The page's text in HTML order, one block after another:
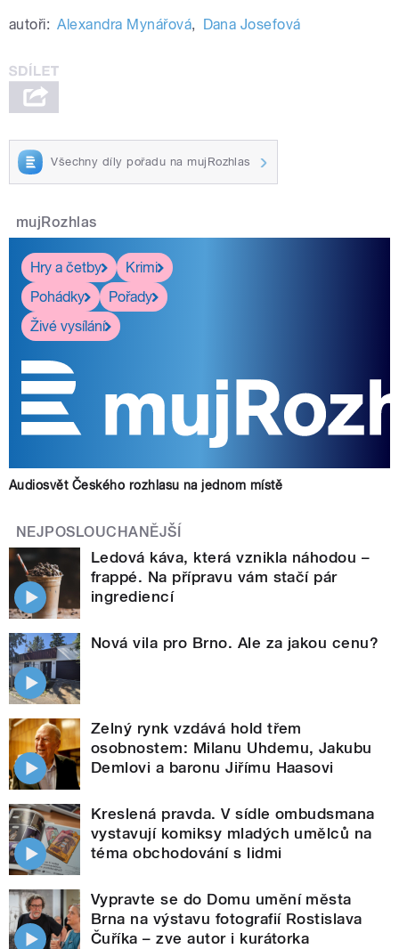
autoři: Alexandra Mynářová, Dana Josefová
Všechny díly pořadu na mujRozhlas
mujRozhlas
Hry a četby
Krimi
Pohádky
Pořady
Živé vysílání
Audiosvět Českého rozhlasu na jednom místě
NEJPOSLOUCHANĚJŠÍ
Ledová káva, která vznikla náhodou –
frappé. Na přípravu vám stačí pár
ingrediencí
Nová vila pro Brno. Ale za jakou cenu?
Zelný rynk vzdává hold třem
osobnostem: Milanu Uhdemu, Jakubu
Demlovi a baronu Jiřímu Haasovi
Kreslená pravda. V sídle ombudsmana
vystavují komiksy mladých umělců na
téma obchodování s lidmi
Vypravte se do Domu umění města
Brna na výstavu fotografií Rostislava
Čuříka – zve autor i kurátorka